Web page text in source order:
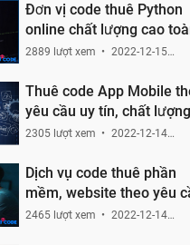
Đơn vị code thuê Python
online chất lượng cao
quốc
2889 lượt xem
2022-12-15
Thuê code App Mobile
yêu cầu uy tín, chất lượng
2305 lượt xem
2022-12-14
Dịch vụ code thuê phần
mềm, website theo yêu
tại 123code.net
2465 lượt xem
2022-12-14